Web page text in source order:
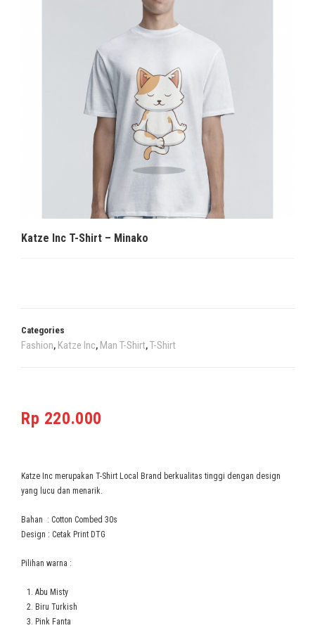
Katze Inc T-Shirt – Minako
Categories
Fashion, Katze Inc, Man T-Shirt, T-Shirt
Rp 220.000
Katze Inc merupakan T-Shirt Local Brand berkualitas tinggi dengan design
yang lucu dan menarik.
Bahan : Cotton Combed 30s
Design : Cetak Print DTG
Pilihan warna :
Abu Misty
Biru Turkish
Pink Fanta